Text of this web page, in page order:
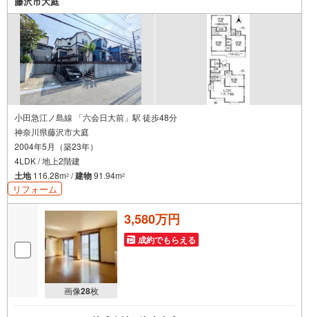
も大歓迎です！年間8000棟以上の限定物件を発表している
オープンハウスだから出会える物件が多数ございます。ぜ
ひお気軽にご連絡・ご相談ください！※限定物件:当社の
み、もしくは当社を含めた数社でのみご紹介可能なオープ
ンハウス・ディベロップメントの物件
小田急江ノ島線 「六会日大前」駅 徒歩48分
神奈川県藤沢市大庭
2004年5月（築23年）
4LDK / 地上2階建
土地116.28m2 /建物91.94m2
リフォーム
画像28枚
3,580万円
成約でもらえる